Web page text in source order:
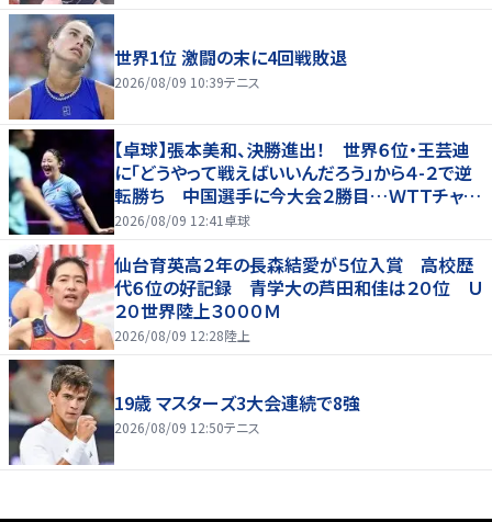
世界1位 激闘の末に4回戦敗退
2026/08/09 10:39テニス
【卓球】張本美和、決勝進出！ 世界６位・王芸迪
に「どうやって戦えばいいんだろう」から４-２で逆
転勝ち 中国選手に今大会２勝目…ＷＴＴチャン
ピオンズ横浜
2026/08/09 12:41 卓球
仙台育英高２年の長森結愛が５位入賞 高校歴
代６位の好記録 青学大の芦田和佳は２０位 Ｕ
２０世界陸上３０００Ｍ
2026/08/09 12:28陸上
19歳 マスターズ3大会連続で8強
2026/08/09 12:50テニス